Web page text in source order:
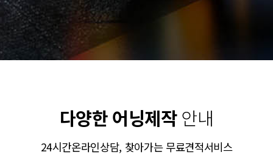
다양한 어닝제작안내
24시간온라인상담, 찾아가는 무료견적서비스